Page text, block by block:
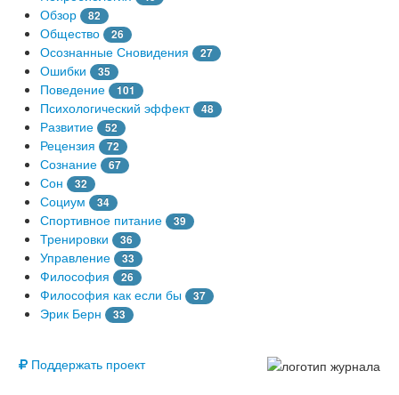
Обзор 82
Общество 26
Осознанные Сновидения 27
Ошибки 35
Поведение 101
Психологический эффект 48
Развитие 52
Рецензия 72
Сознание 67
Сон 32
Социум 34
Спортивное питание 39
Тренировки 36
Управление 33
Философия 26
Философия как если бы 37
Эрик Берн
33
Поддержать проект